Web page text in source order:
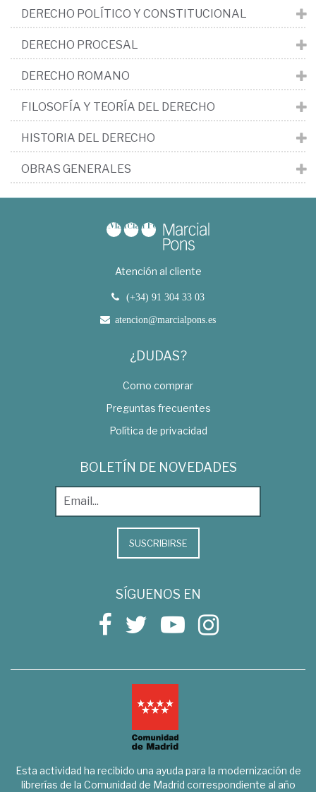
DERECHO POLÍTICO Y CONSTITUCIONAL
DERECHO PROCESAL
DERECHO ROMANO
FILOSOFÍA Y TEORÍA DEL DERECHO
HISTORIA DEL DERECHO
OBRAS GENERALES
Atención al cliente
(+34) 91 304 33 03
atencion@marcialpons.es
¿DUDAS?
Como comprar
Preguntas frecuentes
Política de privacidad
BOLETÍN DE NOVEDADES
SUSCRIBIRSE
SÍGUENOS EN
Esta actividad ha recibido una ayuda para la modernización de
librerías de la Comunidad de Madrid correspondiente al año